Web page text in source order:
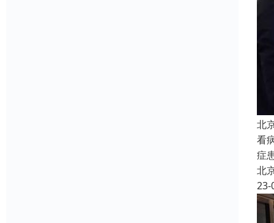
北
看
症
北
23-